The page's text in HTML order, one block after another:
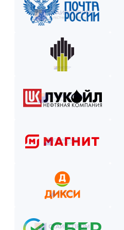
Закажите лестницу или
Рассчитаем стоимость,
Как оплатить?
Оставьте заявку на
Получите смету и
Внесите предоплату
Отслеживайте этапы
Оплатите остаток
и наслаждайтесь